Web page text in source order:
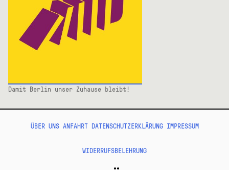
Damit Berlin unser Zuhause bleibt!
ÜBER UNS ANFAHRT DATENSCHUTZERKLÄRUNG IMPRESSUM
WIDERRUFSBELEHRUNG